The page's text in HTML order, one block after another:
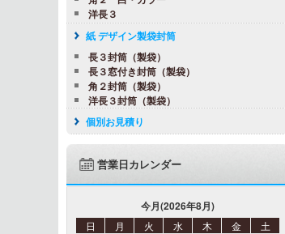
洋長３
紙 デザイン製袋封筒
長３封筒（製袋）
長３窓付き封筒（製袋）
角２封筒（製袋）
洋長３封筒（製袋）
個別お見積り
営業日カレンダー
今月(2026年8月)
日 月 火 水 木 金
土